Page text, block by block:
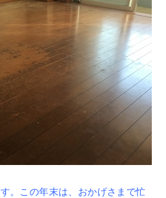
。この年末は、おかげさまで忙